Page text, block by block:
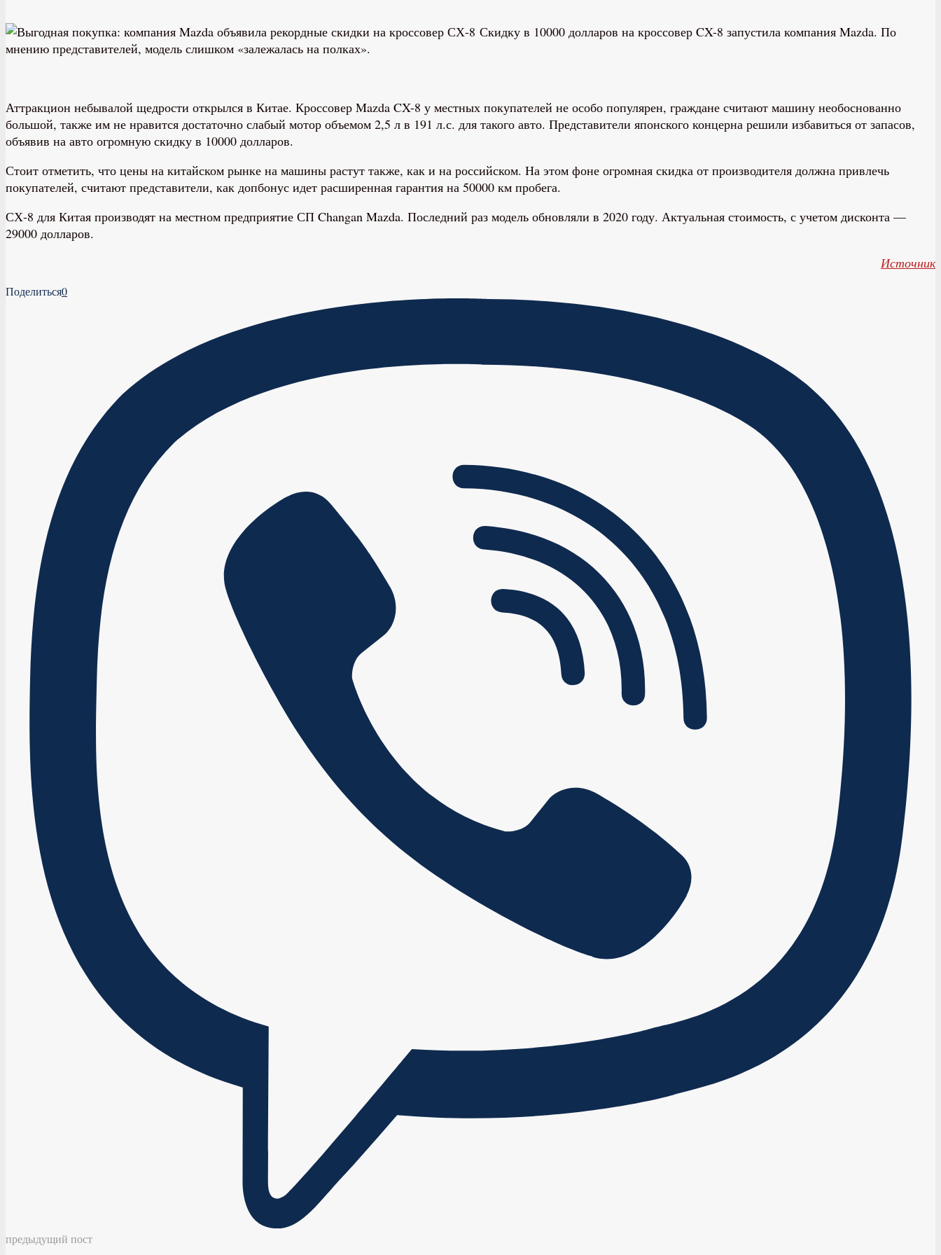
Скидку в 10000 долларов на кроссовер CX-8 запустила компания Mazda. По
мнению представителей, модель слишком «залежалась на полках».
Аттракцион небывалой щедрости открылся в Китае. Кроссовер Mazda CX-8 у местных покупателей не особо популярен, граждане считают машину необоснованно
большой, также им не нравится достаточно слабый мотор объемом 2,5 л в 191 л.с. для такого авто. Представители японского концерна решили избавиться от запасов,
объявив на авто огромную скидку в 10000 долларов.
Стоит отметить, что цены на китайском рынке на машины растут также, как и на российском. На этом фоне огромная скидка от производителя должна привлечь
покупателей, считают представители, как допбонус идет расширенная гарантия на 50000 км пробега.
СХ-8 для Китая производят на местном предприятие СП Changan Mazda. Последний раз модель обновляли в 2020 году. Актуальная стоимость, с учетом дисконта —
29000 долларов.
Источник
Поделиться0
предыдущий пост